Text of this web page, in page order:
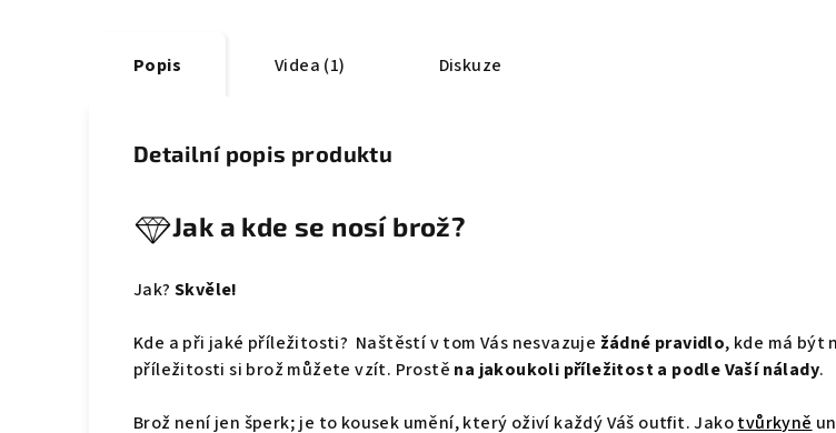
Popis Videa (1) Diskuze
Detailní popis produktu
Jak a kde se nosí brož?
Jak? Skvěle!
Kde a při jaké příležitosti? Naštěstí v tom Vás nesvazuje žádné pravidlo, kde má být
příležitosti si brož můžete vzít. Prostě na jakoukoli příležitost a podle Vaší nálady.
Brož není jen šperk; je to kousek umění, který oživí každý Váš outfit. Jakotvůrkyně